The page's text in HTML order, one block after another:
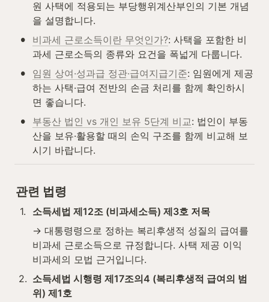
원 사택에 적용되는 부당행위계산부인의 기본 개념
을 설명합니다.
• 비과세 근로소득이란 무엇인가?: 사택을 포함한 비
과세 근로소득의 종류와 요건을 폭넓게 다룹니다.
• 임원 상여·성과급 정관·급여지급기준: 임원에게 제공
하는 사택·급여 전반의 손금 처리를 함께 확인하시
면 좋습니다.
• 부동산 법인 vs 개인 보유 5단계 비교: 법인이 부동
산을 보유·활용할 때의 손익 구조를 함께 비교해 보
시기 바랍니다.
관련 법령
1.
소득세법 제12조 (비과세소득) 제3호 저목
→ 대통령령으로 정하는 복리후생적 성질의 급여를
비과세 근로소득으로 규정합니다. 사택 제공 이익
비과세의 모법 근거입니다.
2. 소득세법 시행령 제17조의4 (복리후생적 급여의 범
위) 제1호